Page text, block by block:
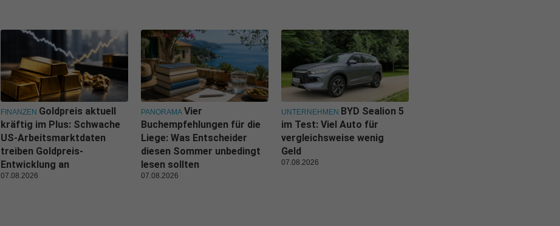
FINANZEN Goldpreis aktuell
kräftig im Plus: Schwache
US-Arbeitsmarktdaten
treiben Goldpreis-
Entwicklung an
07.08.2026
PANORAMA Vier
Buchempfehlungen für die
Liege: Was Entscheider
diesen Sommer unbedingt
lesen sollten
07.08.2026
UNTERNEHMEN BYD Sealion 5
im Test: Viel Auto für
vergleichsweise wenig
Geld
07.08.2026